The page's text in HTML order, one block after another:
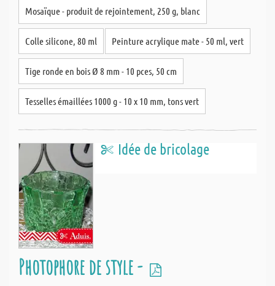
Mosaïque - produit de rejointement, 250 g, blanc
Colle silicone, 80 ml Peinture acrylique mate - 50 ml, vert
Tige ronde en bois Ø 8 mm - 10 pces, 50 cm
Tesselles émaillées 1000 g - 10 x 10 mm, tons vert
Idée de bricolage
Photophore de style -